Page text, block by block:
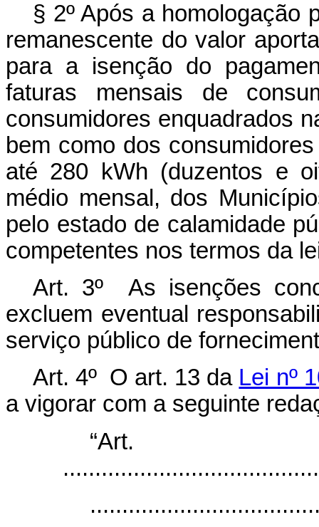
§ 2º Após a homologação
remanescente do valor
para a isenção do
faturas mensais de
consumidores enquadrados
bem como dos
até 280 kWh (duzentos e
médio mensal, dos
pelo estado de calamidade
competentes nos termos da
Art. 3º As isenções
excluem eventual
serviço público de
Art. 4º O art. 13 da Lei nº
a vigorar com a seguinte